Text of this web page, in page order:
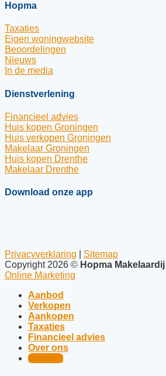
Hopma
Taxaties
Eigen woningwebsite
Beoordelingen
Nieuws
In de media
Dienstverlening
Financieel advies
Huis kopen Groningen
Huis verkopen Groningen
Makelaar Groningen
Huis kopen Drenthe
Makelaar Drenthe
Download onze app
Privacyverklaring
Sitemap
Copyright 2026 © Hopma Makelaardij
Online Marketing
Aanbod
Verkopen
Aankopen
Taxaties
Financieel advies
Over ons
Contact